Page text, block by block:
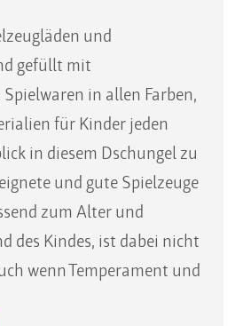
und
gefüllt mit
in allen Farben,
für Kinder jeden
in diesem Dschungel zu
und gute Spielzeuge
zum Alter und
des Kindes, ist dabei nicht
wenn Temperament und